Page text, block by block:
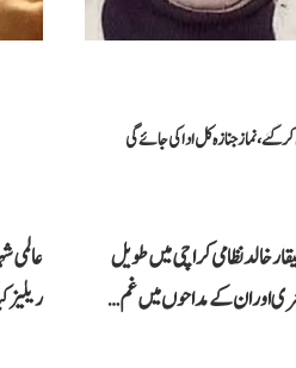
گئے، نماز جنازہ کل ادا کی جائے گی
خالد نظامی کراچی میں طویل
اور ان کے مداحوں میں غم…
عالمی
ریلیز کیا جا رہا